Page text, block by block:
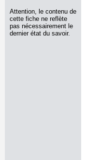
Attention, le contenu de
cette fiche ne reflète
pas nécessairement le
dernier état du savoir.